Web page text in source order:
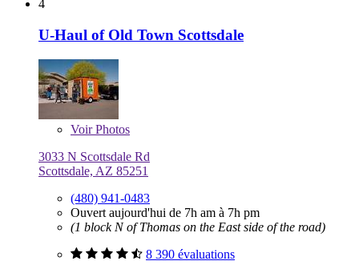
4
U-Haul of Old Town Scottsdale
VoirPhotos
3033 N Scottsdale Rd
Scottsdale, AZ 85251
(480) 941-0483
Ouvert aujourd'hui de 7h am à 7h pm
(1 block N of Thomas on the East side of the road)
8 390 évaluations